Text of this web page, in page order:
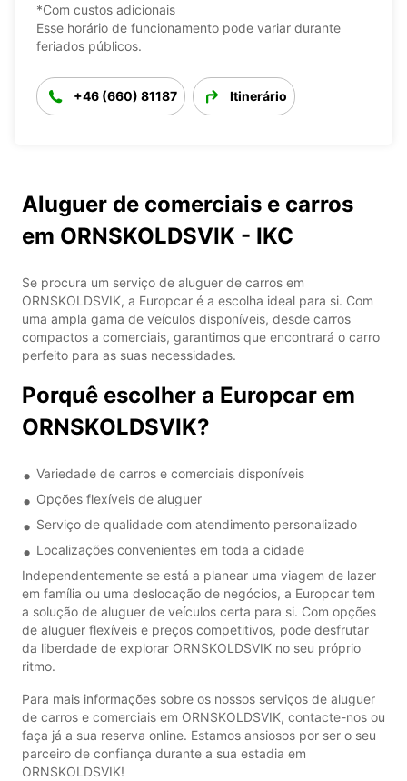
*Com custos adicionais
Esse horário de funcionamento pode variar durante
feriados públicos.
+46 (660) 81187 Itinerário
Aluguer de comerciais e carros
em ORNSKOLDSVIK - IKC
Se procura um serviço de aluguer de carros em
ORNSKOLDSVIK, a Europcar é a escolha ideal para si. Com
uma ampla gama de veículos disponíveis, desde carros
compactos a comerciais, garantimos que encontrará o carro
perfeito para as suas necessidades.
Porquê escolher a Europcar em
ORNSKOLDSVIK?
Variedade de carros e comerciais disponíveis
Opções flexíveis de aluguer
Serviço de qualidade com atendimento personalizado
Localizações convenientes em toda a cidade
Independentemente se está a planear uma viagem de lazer
em família ou uma deslocação de negócios, a Europcar tem
a solução de aluguer de veículos certa para si. Com opções
de aluguer flexíveis e preços competitivos, pode desfrutar
da liberdade de explorar ORNSKOLDSVIK no seu próprio
ritmo.
Para mais informações sobre os nossos serviços de aluguer
de carros e comerciais em ORNSKOLDSVIK, contacte-nos ou
faça já a sua reserva online. Estamos ansiosos por ser o seu
parceiro de confiança durante a sua estadia em
ORNSKOLDSVIK!